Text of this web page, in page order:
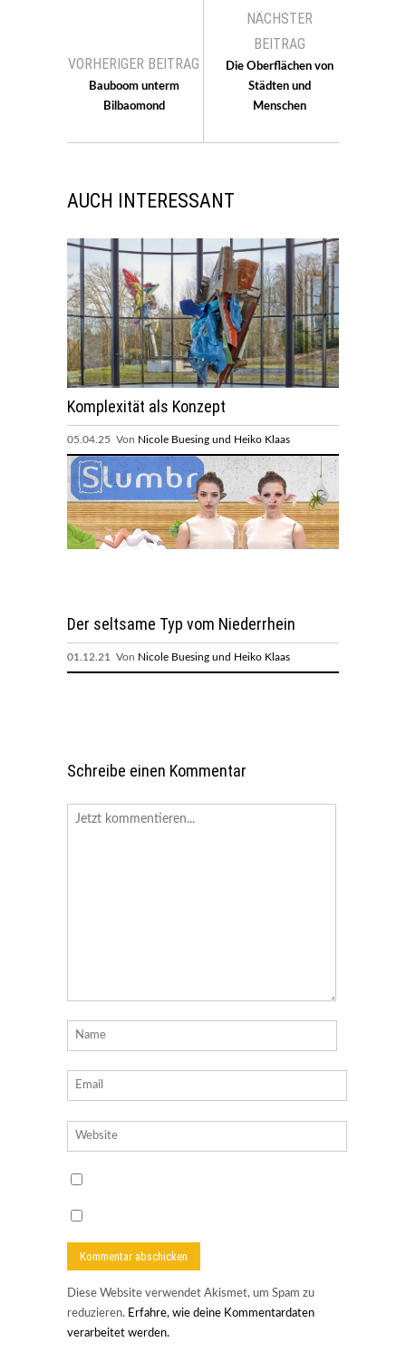
VORHERIGER BEITRAG
Bauboom unterm
Bilbaomond
NÄCHSTER
BEITRAG
Die Oberflächen von
Städten und
Menschen
AUCH INTERESSANT
Komplexität als Konzept
05.04.25 Von Nicole Buesing und Heiko Klaas
Der seltsame Typ vom Niederrhein
01.12.21 Von Nicole Buesing und Heiko Klaas
Schreibe einen Kommentar
Diese Website verwendet Akismet, um Spam zu
reduzieren. Erfahre, wie deine Kommentardaten
verarbeitet werden.